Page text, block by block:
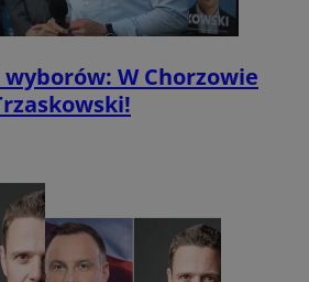
W Chorzowie